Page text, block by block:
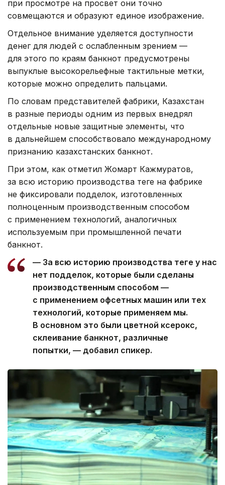
при просмотре на просвет они точно
совмещаются и образуют единое изображение.
Отдельное внимание уделяется доступности
денег для людей с ослабленным зрением —
для этого по краям банкнот предусмотрены
выпуклые высокорельефные тактильные метки,
которые можно определить пальцами.
По словам представителей фабрики, Казахстан
в разные периоды одним из первых внедрял
отдельные новые защитные элементы, что
в дальнейшем способствовало международному
признанию казахстанских банкнот.
При этом, как отметил Жомарт Кажмуратов,
за всю историю производства теңге на фабрике
не фиксировали подделок, изготовленных
полноценным производственным способом
с применением технологий, аналогичных
используемым при промышленной печати
банкнот.
— За всю историю производства теңге у нас
нет подделок, которые были сделаны
производственным способом —
с применением офсетных машин или тех
технологий, которые применяем мы.
В основном это были цветной ксерокс,
склеивание банкнот, различные
попытки, — добавил спикер.